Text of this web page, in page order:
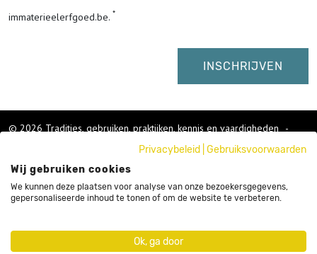
immaterieelerfgoed.be.
© 2026 Tradities, gebruiken, praktijken, kennis en vaardigheden
-
Gebruikersvoorwaarden
Privacybeleid
Cookies
Sitemap
Webdesign by Code d'Or
Privacybeleid
Gebruiksvoorwaarden
Wij gebruiken cookies
We kunnen deze plaatsen voor analyse van onze bezoekersgegevens,
gepersonaliseerde inhoud te tonen of om de website te verbeteren.
Ok, ga door